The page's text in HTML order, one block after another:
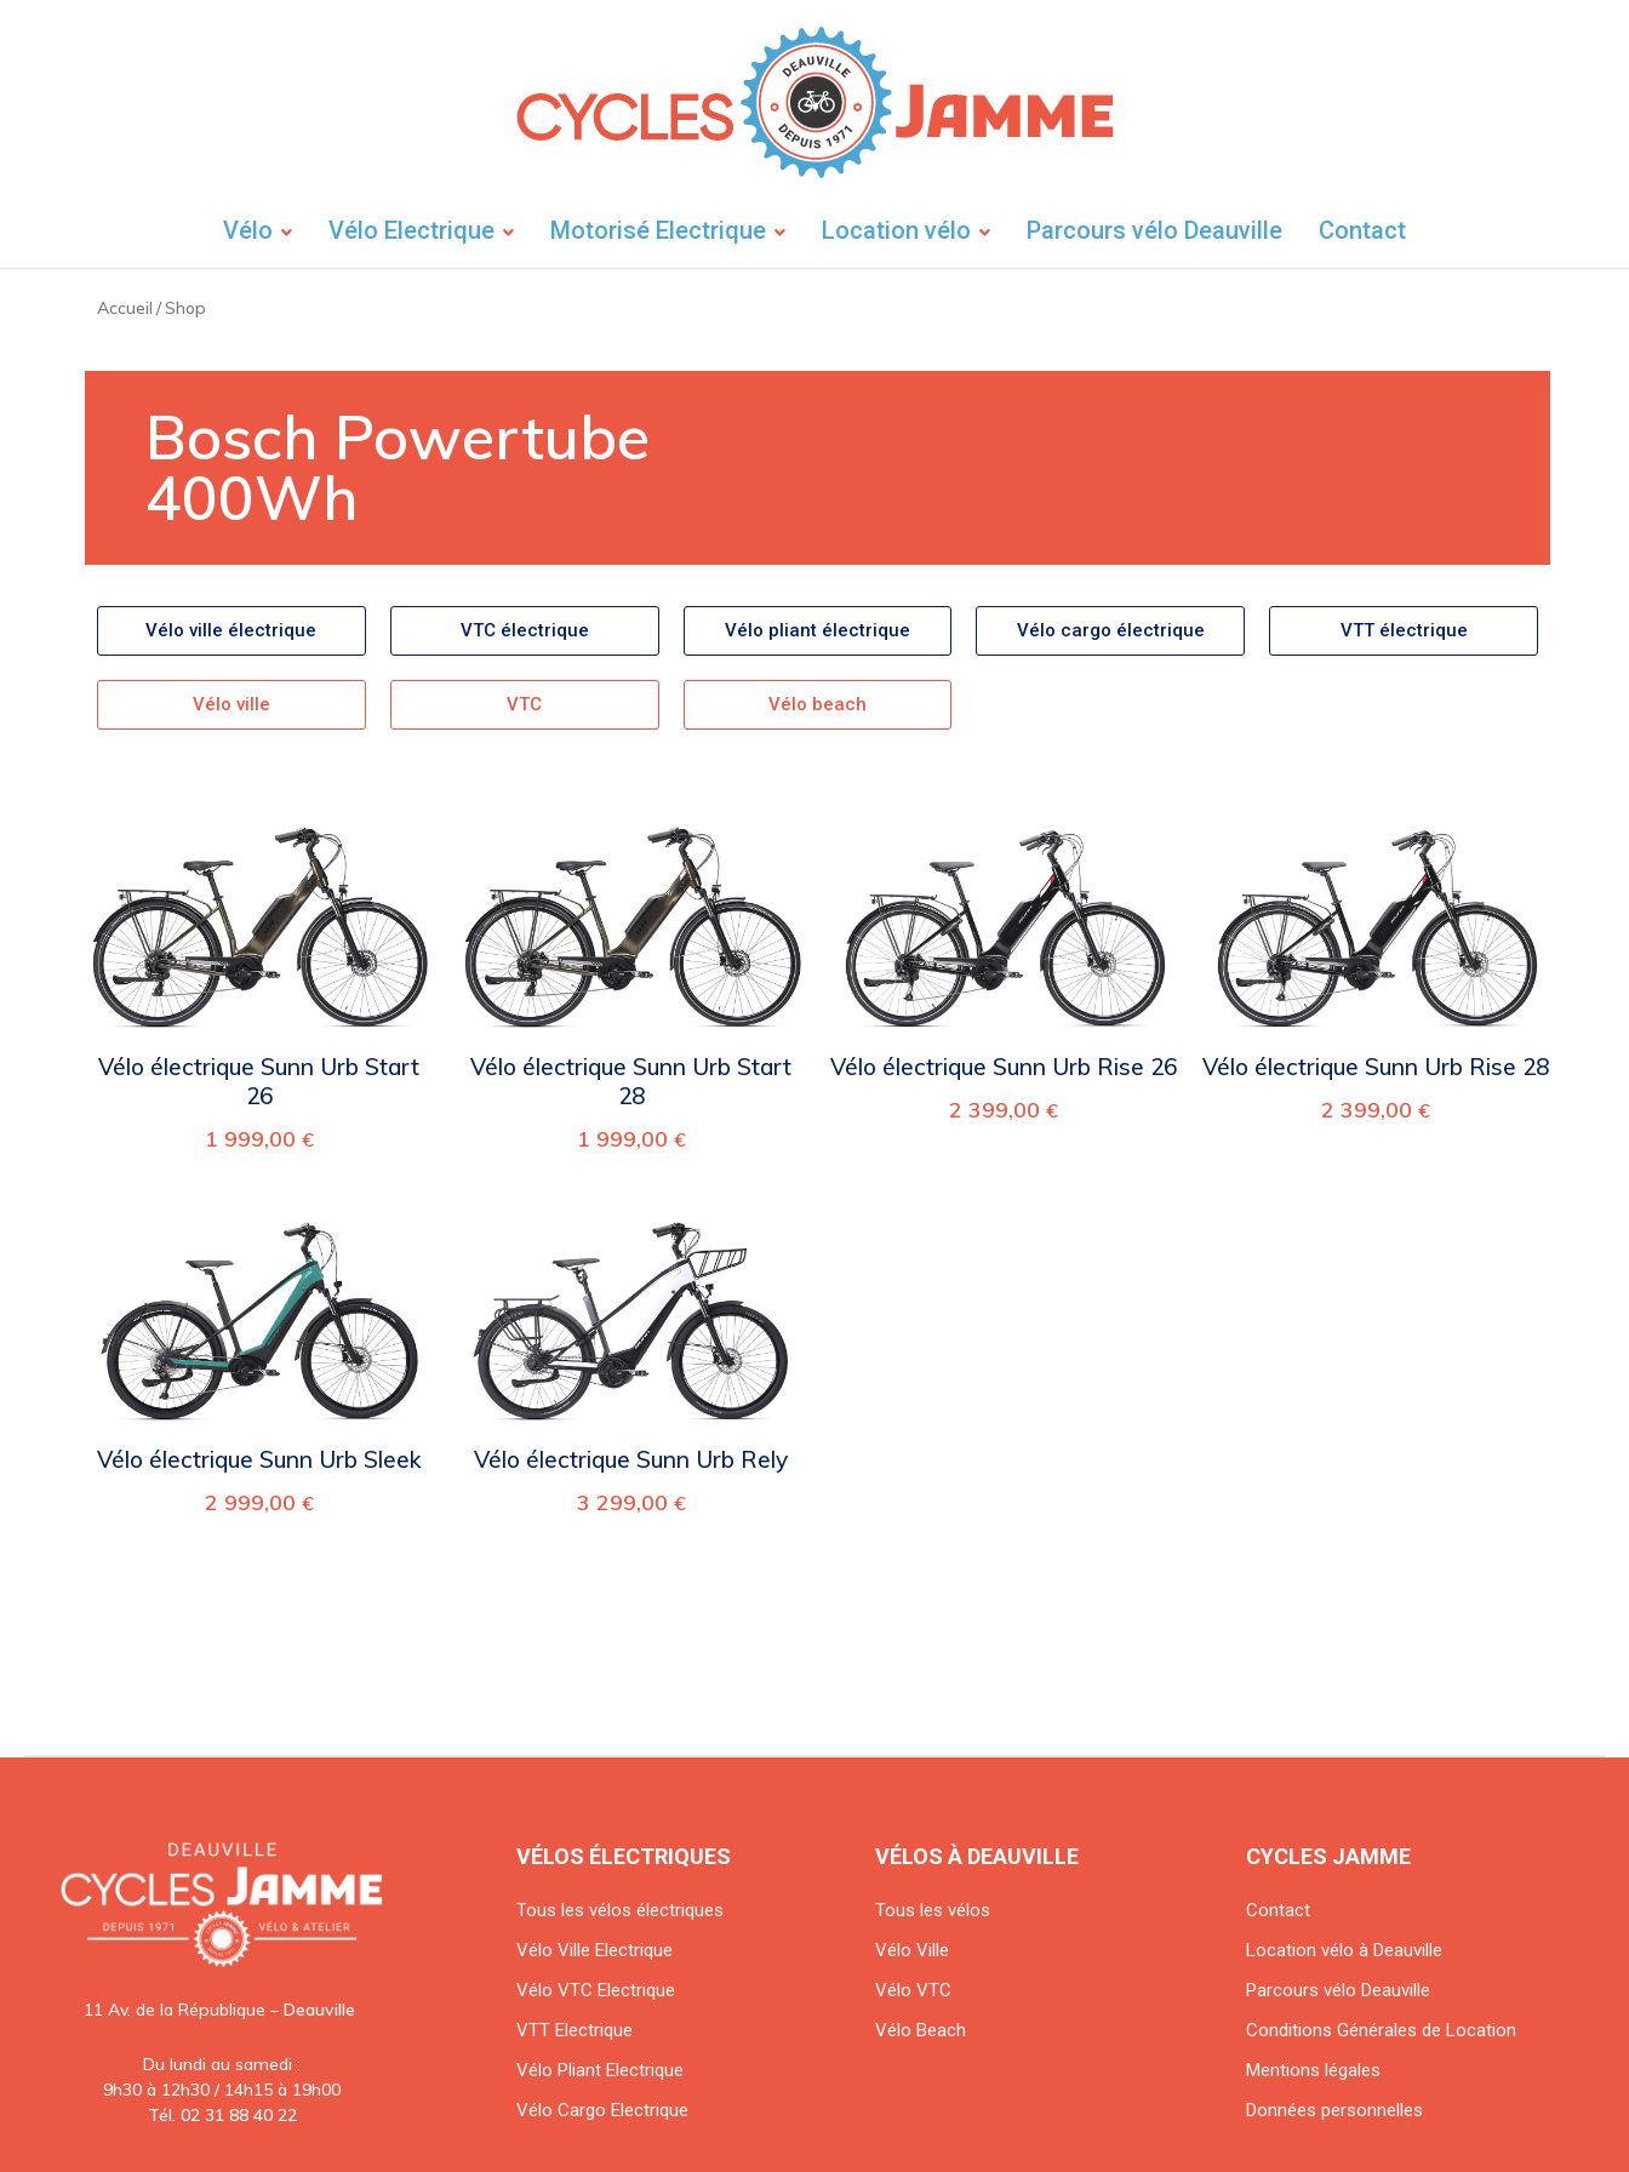
Vélo Vélo Electrique Motorisé Electrique Location vélo Parcours vélo Deauville Contact
Accueil /Shop
Bosch Powertube
400Wh
Vélo ville électrique
Vélo ville
VTC électrique
VTC
Vélo pliant électrique
Vélo beach
Vélo cargo électrique VTT électrique
Vélo électrique Sunn Urb Start
26
1 999,00 €
Vélo électrique Sunn Urb Start
28
1 999,00 €
Vélo électrique Sunn Urb Rise 26
2 399,00€
Vélo électrique Sunn Urb Rise 28
2 399,00€
Vélo électrique Sunn Urb Sleek
2 999,00 €
Vélo électrique Sunn Urb Rely
3 299,00 €
11 Av. de la République – Deauville
Du lundi au samedi :
9h30 à 12h30 / 14h15 à 19h00
Tél. 02 31 88 40 22
VÉLOS ÉLECTRIQUES
Tous les vélos électriques
Vélo Ville Electrique
Vélo VTC Electrique
VTT Electrique
Vélo Pliant Electrique
Vélo Cargo Electrique
VÉLOS À DEAUVILLE
Tous les vélos
Vélo Ville
Vélo VTC
Vélo Beach
CYCLES JAMME
Contact
Location vélo à Deauville
Parcours vélo Deauville
Conditions Générales de Location
Mentions légales
Données personnelles